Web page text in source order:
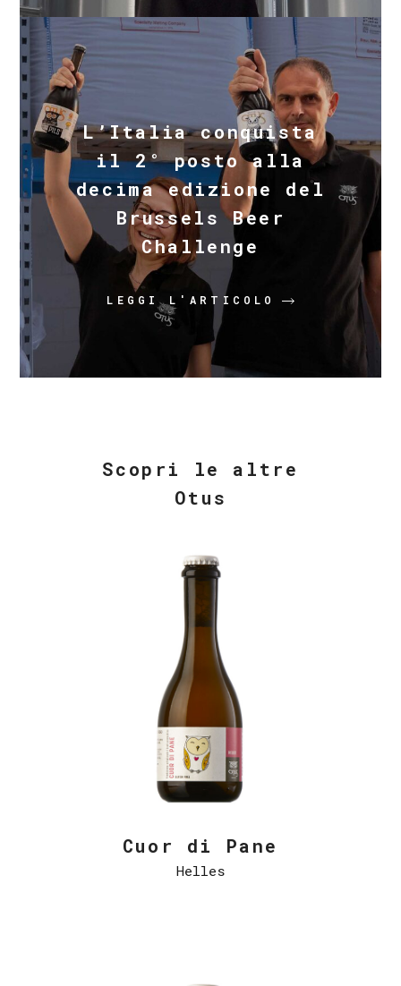
L’Italia conquista
il 2° posto alla
decima edizione del
Brussels Beer
Challenge
LEGGI L'ARTICOLO
Scopri le altre
Otus
Cuor di Pane
Helles